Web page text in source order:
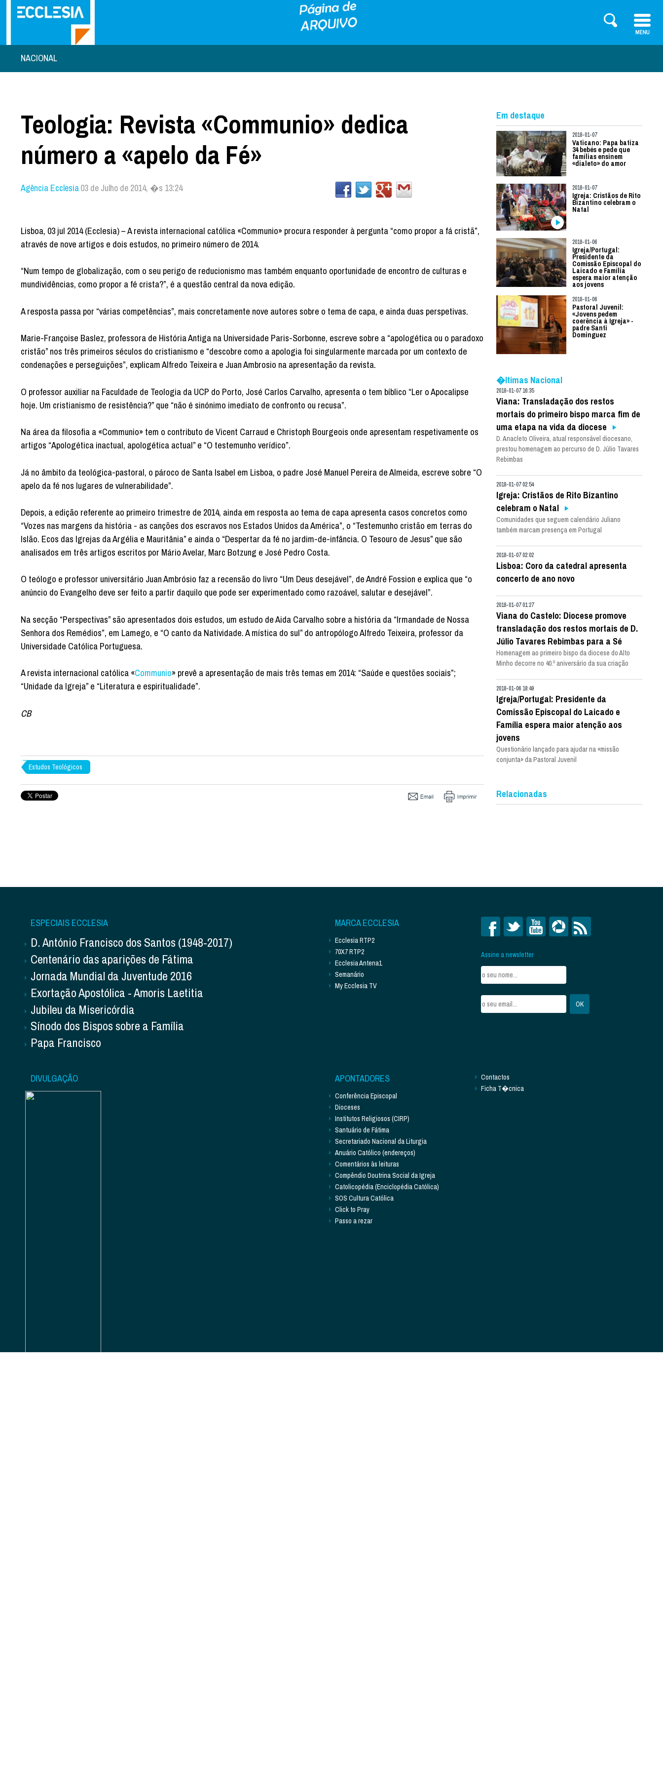
NACIONAL
Teologia: Revista «Communio» dedica
número a «apelo da Fé»
Agência Ecclesia03 de Julho de 2014, �s 13:24
Lisboa, 03 jul 2014 (Ecclesia) – A revista internacional católica «Communio» procura responder à pergunta “como propor a fá cristã”,
através de nove artigos e dois estudos, no primeiro número de 2014.
“Num tempo de globalização, com o seu perigo de reducionismo mas também enquanto oportunidade de encontro de culturas e
mundividências, como propor a fé crista?”, é a questão central da nova edição.
A resposta passa por “várias competências”, mais concretamente nove autores sobre o tema de capa, e ainda duas perspetivas.
Marie-Françoise Baslez, professora de História Antiga na Universidade Paris-Sorbonne, escreve sobre a “apologética ou o paradoxo
cristão” nos três primeiros séculos do cristianismo e “descobre como a apologia foi singularmente marcada por um contexto de
condenações e perseguições”, explicam Alfredo Teixeira e Juan Ambrosio na apresentação da revista.
O professor auxiliar na Faculdade de Teologia da UCP do Porto, José Carlos Carvalho, apresenta o tem bíblico “Ler o Apocalipse
hoje. Um cristianismo de resistência?” que “não é sinónimo imediato de confronto ou recusa”.
Na área da filosofia a «Communio» tem o contributo de Vicent Carraud e Christoph Bourgeois onde apresentam respetivamente os
artigos “Apologética inactual, apologética actual” e “O testemunho verídico”.
Já no âmbito da teológica-pastoral, o pároco de Santa Isabel em Lisboa, o padre José Manuel Pereira de Almeida, escreve sobre “O
apelo da fé nos lugares de vulnerabilidade”.
Depois, a edição referente ao primeiro trimestre de 2014, ainda em resposta ao tema de capa apresenta casos concretos como
“Vozes nas margens da história - as canções dos escravos nos Estados Unidos da América”, o “Testemunho cristão em terras do
Islão. Ecos das Igrejas da Argélia e Mauritânia” e ainda o “Despertar da fé no jardim-de-infância. O Tesouro de Jesus” que são
analisados em três artigos escritos por Mário Avelar, Marc Botzung e José Pedro Costa.
O teólogo e professor universitário Juan Ambrósio faz a recensão do livro “Um Deus desejável”, de André Fossion e explica que “o
anúncio do Evangelho deve ser feito a partir daquilo que pode ser experimentado como razoável, salutar e desejável”.
Na secção “Perspectivas” são apresentados dois estudos, um estudo de Aida Carvalho sobre a história da “Irmandade de Nossa
Senhora dos Remédios”, em Lamego, e “O canto da Natividade. A mística do sul” do antropólogo Alfredo Teixeira, professor da
Universidade Católica Portuguesa.
A revista internacional católica «Communio» prevê a apresentação de mais três temas em 2014: “Saúde e questões sociais”;
“Unidade da Igreja” e “Literatura e espiritualidade”.
CB
Estudos Teológicos
Em destaque
2018-01-07
Vaticano: Papa batiza
34 bebés e pede que
famílias ensinem
«dialeto» do amor
2018-01-07
Igreja: Cristãos de Rito
Bizantino celebram o
Natal
2018-01-06
Igreja/Portugal:
Presidente da
Comissão Episcopal do
Laicado e Família
espera maior atenção
aos jovens
2018-01-06
Pastoral Juvenil:
«Jovens pedem
coerência à Igreja» -
padre Santi
Dominguez
�ltimas Nacional
2018-01-07 16:35
Viana: Transladação dos restos
mortais do primeiro bispo marca fim de
uma etapa na vida da diocese
D. Anacleto Oliveira, atual responsável diocesano,
prestou homenagem ao percurso de D. Júlio Tavares
Rebimbas
2018-01-07 02:54
Igreja: Cristãos de Rito Bizantino
celebram o Natal
Comunidades que seguem calendário Juliano
também marcam presença em Portugal
2018-01-07 02:02
Lisboa: Coro da catedral apresenta
concerto de ano novo
2018-01-07 01:27
Viana do Castelo: Diocese promove
transladação dos restos mortais de D.
Júlio Tavares Rebimbas para a Sé
Homenagem ao primeiro bispo da diocese do Alto
Minho decorre no 40.º aniversário da sua criação
2018-01-06 18:49
Igreja/Portugal: Presidente da
Comissão Episcopal do Laicado e
Família espera maior atenção aos
jovens
Questionário lançado para ajudar na «missão
conjunta» da Pastoral Juvenil
Relacionadas
ESPECIAIS ECCLESIA
D. António Francisco dos Santos (1948-2017)
Centenário das aparições de Fátima
Jornada Mundial da Juventude 2016
Exortação Apostólica - Amoris Laetitia
Jubileu da Misericórdia
Sínodo dos Bispos sobre a Família
Papa Francisco
MARCA ECCLESIA
Ecclesia RTP2
70X7 RTP2
Ecclesia Antena1
Semanário
My Ecclesia TV
Assine a newsletter
DIVULGAÇÃO APONTADORES
Conferência Episcopal
Dioceses
Institutos Religiosos (CIRP)
Santuário de Fátima
Secretariado Nacional da Liturgia
Anuário Católico (endereços)
Comentários às leituras
Compêndio Doutrina Social da Igreja
Catolicopédia (Enciclopédia Católica)
SOS Cultura Católica
Click to Pray
Passo a rezar
Contactos
Ficha T�cnica